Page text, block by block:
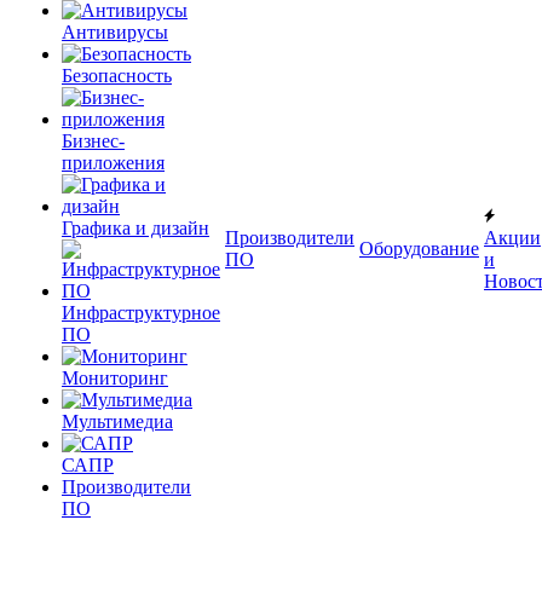
Антивирусы
Безопасность
Бизнес-
приложения
Графика и дизайн
Инфраструктурное
ПО
Мониторинг
Мультимедиа
САПР
Производители
ПО
Производители
ПО
Оборудование
Акции
и